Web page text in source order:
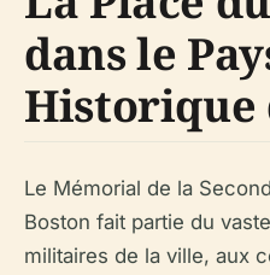
dans le
Historique
Le Mémorial de la
Boston fait partie du
militaires de la ville, aux